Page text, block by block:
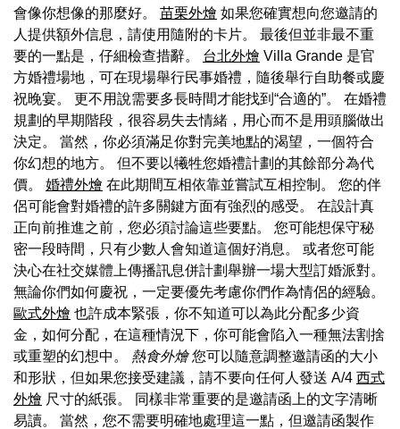
會像你想像的那麼好。 苗栗外燴 如果您確實想向您邀請的
人提供額外信息，請使用隨附的卡片。 最後但並非最不重
要的一點是，仔細檢查措辭。 台北外燴 Villa Grande 是官
方婚禮場地，可在現場舉行民事婚禮，隨後舉行自助餐或慶
祝晚宴。 更不用說需要多長時間才能找到“合適的”。 在婚禮
規劃的早期階段，很容易失去情緒，用心而不是用頭腦做出
決定。 當然，你必須滿足你對完美地點的渴望，一個符合
你幻想的地方。 但不要以犧牲您婚禮計劃的其餘部分為代
價。 婚禮外燴 在此期間互相依靠並嘗試互相控制。 您的伴
侶可能會對婚禮的許多關鍵方面有強烈的感受。 在設計真
正向前推進之前，您必須討論這些要點。 您可能想保守秘
密一段時間，只有少數人會知道這個好消息。 或者您可能
決心在社交媒體上傳播訊息併計劃舉辦一場大型訂婚派對。
無論你們如何慶祝，一定要優先考慮你們作為情侶的經驗。
歐式外燴 也許成本緊張，你不知道可以為此分配多少資
金，如何分配，在這種情況下，你可能會陷入一種無法割捨
或重塑的幻想中。 熱食外燴您可以隨意調整邀請函的大小
和形狀，但如果您接受建議，請不要向任何人發送 A/4 西式
外燴 尺寸的紙張。 同樣非常重要的是邀請函上的文字清晰
易讀。 當然，您不需要明確地處理這一點，但邀請函製作